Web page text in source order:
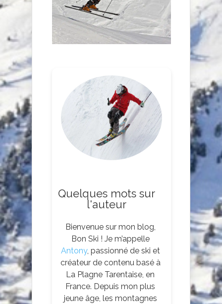
Quelques mots sur
l'auteur
Bienvenue sur mon blog,
Bon Ski ! Je m’appelle
Antony, passionné de ski et
créateur de contenu basé à
La Plagne Tarentaise, en
France. Depuis mon plus
jeune âge, les montagnes